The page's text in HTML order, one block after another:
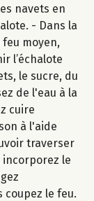
navets en
- Dans la
moyen,
l’échalote
le sucre, du
de l'eau à la
cuire
à l'aide
traverser
incorporez le
le feu.